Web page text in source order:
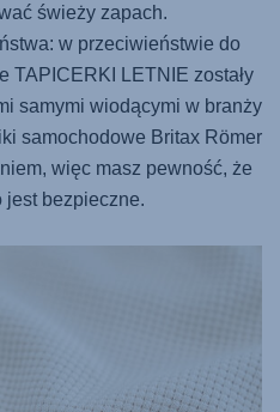
świeży zapach.
w przeciwieństwie do
TAPICERKI LETNIE zostały
samymi wiodącymi w branży
samochodowe Britax Römer
więc masz pewność, że
jest bezpieczne.